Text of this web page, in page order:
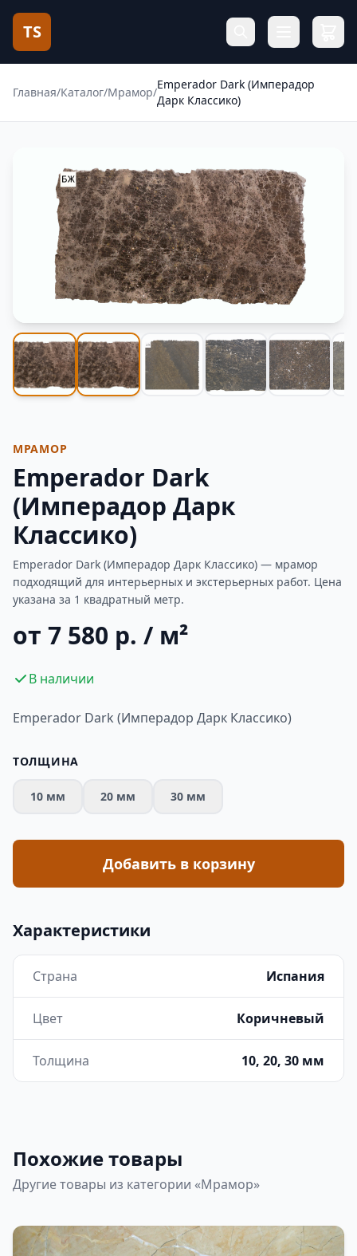
TS
Главная/Каталог/Мрамор/
Emperador Dark (Имперадор
Дарк Классико)
Фотогалерея
МРАМОР
Emperador Dark
(Имперадор Дарк
Классико)
Emperador Dark (Имперадор Дарк Классико) — мрамор
подходящий для интерьерных и экстерьерных работ. Цена
указана за 1 квадратный метр.
от 7 580 р. / м²
В наличии
Emperador Dark (Имперадор Дарк Классико)
ТОЛЩИНА
10 мм 20 мм 30 мм
Добавить в корзину
Характеристики
Страна Испания
Цвет Коричневый
Толщина 10, 20, 30 мм
Похожие товары
Другие товары из категории «Мрамор»